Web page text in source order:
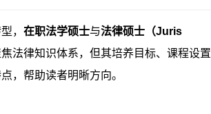
， 在职法学硕士与法律硕士（Juris
法律知识体系，但其培养目标、课程设置
，帮助读者明晰方向。